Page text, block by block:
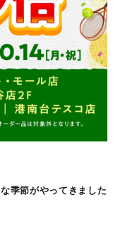
季節がやってきました